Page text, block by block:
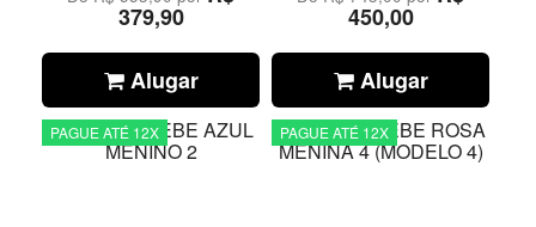
379,90
Alugar
450,00
Alugar
PAGUE ATÉ 12X PAGUE ATÉ 12X